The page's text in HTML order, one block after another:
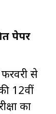
पेपर
से
12वीं
का